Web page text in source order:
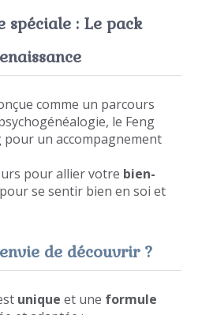
spéciale : Le pack
comme un parcours
le Feng
pour un accompagnement
pour allier votre bien-
pour se sentir bien en soi et
de découvrir ?
unique et une formule